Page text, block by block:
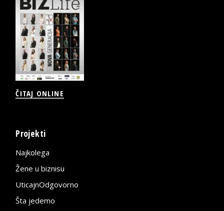
ČITAJ ONLINE
Projekti
Najkolega
Žene u biznisu
UticajnOdgovorno
Šta jedemo